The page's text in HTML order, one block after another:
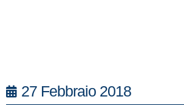
27 Febbraio 2018